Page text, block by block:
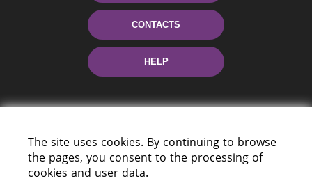
CONTACTS
HELP
The site uses cookies. By continuing to browse
the pages, you consent to the processing of
cookies and user data.